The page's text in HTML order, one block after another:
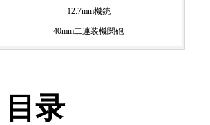
12.7mm機銃
40mm二連装機関砲
目录